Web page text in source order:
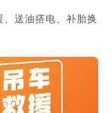
送油搭电、补胎换